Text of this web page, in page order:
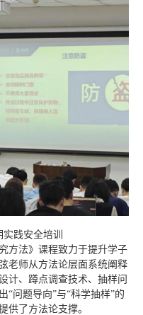
践安全培训
方法》课程致力于提升学子
老师从方法论层面系统阐释
计、蹲点调查技术、抽样问
“问题导向”与“科学抽样”的
供了方法论支撑。